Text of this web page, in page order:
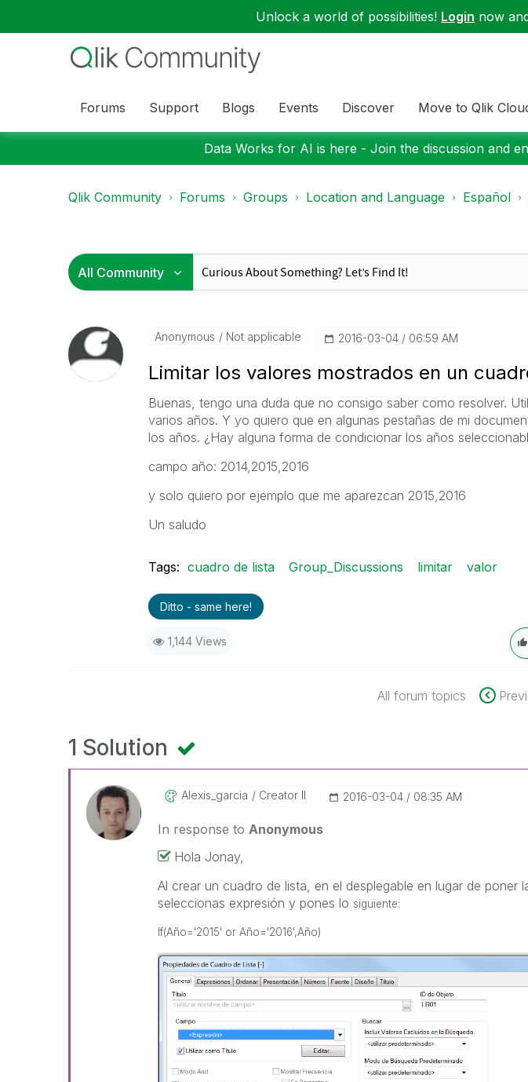
Unlock a world of possibilities! Login now
Forums Support Blogs Events Discover Move to Qlik
Data Works for AI is here - Join the discussion and
Qlik Community Forums Groups Location and Language Español
Anonymous Not applicable ‎2016-03-04 06:59 AM
Limitar los valores mostrados en un
Buenas, tengo una duda que no consigo saber como resolver.
varios años. Y yo quiero que en algunas pestañas de mi
los años. ¿Hay alguna forma de condicionar los años
campo año: 2014,2015,2016
y solo quiero por ejemplo que me aparezcan 2015,2016
Un saludo
Tags: cuadro de lista Group_Discussions limitar valor
Ditto - same here!
1,144 Views
All forum topics
1 Solution
Alexis_garcia Creator II ‎2016-03-04 08:35 AM
In response toAnonymous
Hola Jonay,
Al crear un cuadro de lista, en el desplegable en lugar de poner
seleccionas expresión y pones lo siguiente:
If(Año='2015' or Año='2016',Año)